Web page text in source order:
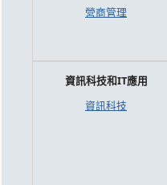
營商管理
資訊科技和IT應用
資訊科技